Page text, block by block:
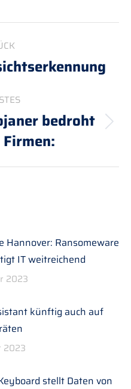
bedroht
Hannover: Ransomeware
IT weitreichend
2023
künftig auch auf
2023
stellt Daten von